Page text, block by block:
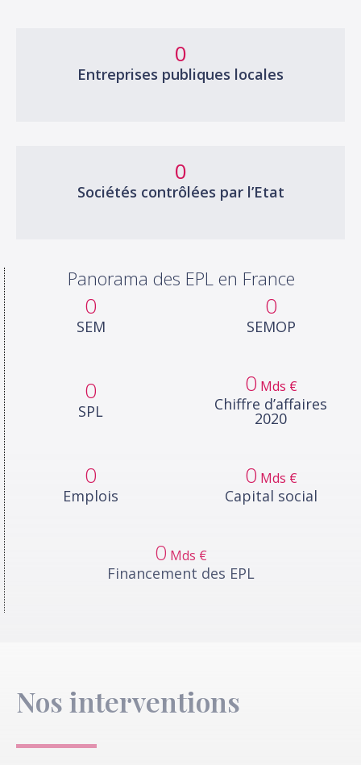
0
Entreprises publiques locales
0
Sociétés contrôlées par l’Etat
Panorama des EPL en France
0
SEM
0
SEMOP
0
SPL
0 Mds €
Chiffre d’affaires
2020
0
Emplois
0 Mds €
Capital social
0 Mds €
Financement des EPL
Nos interventions